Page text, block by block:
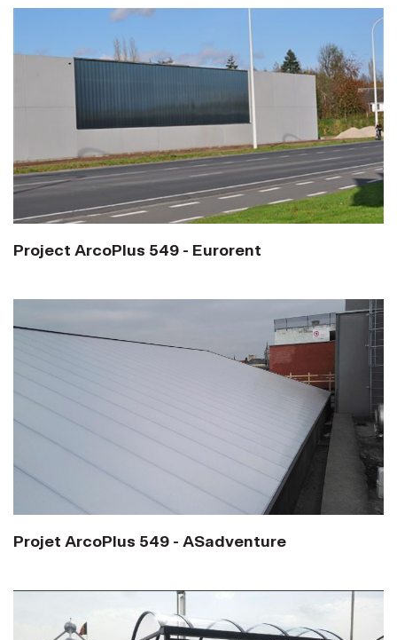
Project ArcoPlus 549 - Eurorent
Projet ArcoPlus 549 - ASadventure